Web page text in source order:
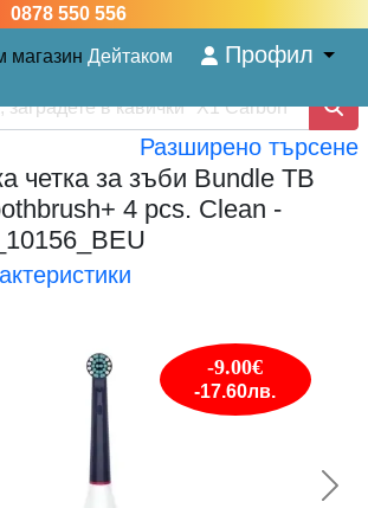
550 556
Дейтаком Профил
Разширено търсене
четка за зъби Bundle TB
4 pcs. Clean -
-9.00€
-17.60лв.